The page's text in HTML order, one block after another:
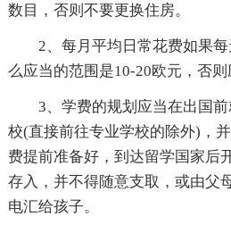
数目，否则不要更换住房。
2、每月平均日常花费如果
么应当的范围是10-20欧元，否则
3、学费的规划应当在出国
校(直接前往专业学校的除外)，
费提前准备好，到达留学国家后
存入，并不得随意支取，或由父
电汇给孩子。